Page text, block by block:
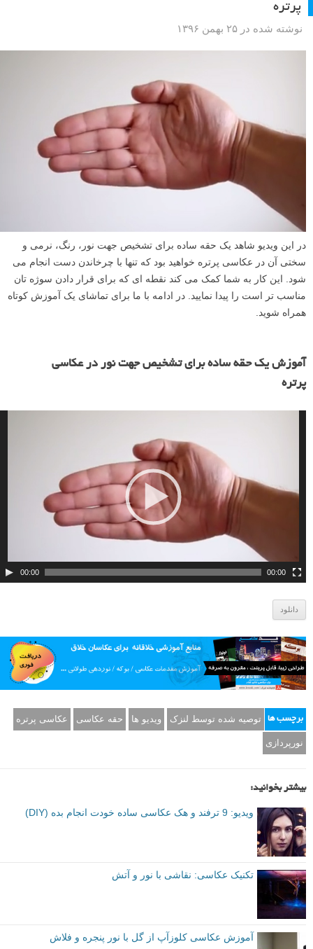
پرتره
نوشته شده در ۲۵ بهمن ۱۳۹۶
در این ویدیو شاهد یک حقه ساده برای تشخیص جهت نور، رنگ، نرمی و
سختی آن در عکاسی پرتره خواهید بود که تنها با چرخاندن دست انجام می
شود. این کار به شما کمک می کند نقطه ای که برای قرار دادن سوژه تان
مناسب تر است را پیدا نمایید. در ادامه با ما برای تماشای یک آموزش کوتاه
همراه شوید.
آموزش یک حقه ساده برای تشخیص جهت نور در عکاسی
پرتره
ش
00:00 00:00
دانلود
برچسب ها توصیه شده توسط لنزک ویدیو ها حقه عکاسی عکاسی پرتره
نورپردازی
بیشتر بخوانید:
ویدیو: 9 ترفند و هک عکاسی ساده خودت انجام بده (DIY)
تکنیک عکاسی: نقاشی با نور و آتش
آموزش عکاسی کلوزآپ از گل با نور پنجره و فلاش